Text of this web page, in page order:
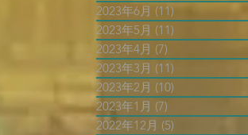
2023年6月 (11)
2023年5月 (11)
2023年4月 (7)
2023年3月 (11)
2023年2月 (10)
2023年1月 (7)
2022年12月 (5)